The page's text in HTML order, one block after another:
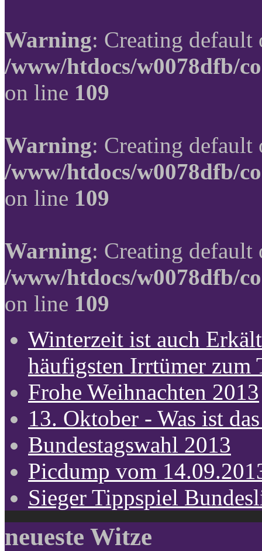
Warning: Creating
/www/htdocs/w0078dfb/
on line 109
Warning: Creating
/www/htdocs/w0078dfb/
on line 109
Warning: Creating
/www/htdocs/w0078dfb/
on line 109
Winterzeit ist auch
häufigsten Irrtümer zum
Frohe Weihnachten 2013
13. Oktober - Was ist
Bundestagswahl 2013
Picdump vom
Sieger Tippspiel
neueste Witze